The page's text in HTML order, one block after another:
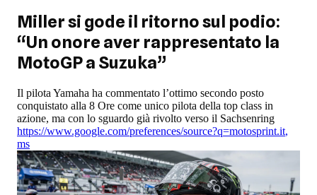
Miller si gode il ritorno sul podio:
“Un onore aver rappresentato la
MotoGP a Suzuka”
Il pilota Yamaha ha commentato l’ottimo secondo posto
conquistato alla 8 Ore come unico pilota della top class in
azione, ma con lo sguardo già rivolto verso il Sachsenring
https://www.google.com/preferences/source?q=motosprint.it,
ms